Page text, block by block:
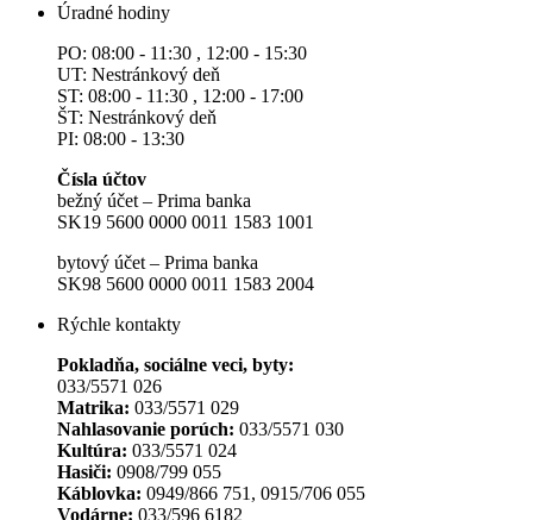
Úradné hodiny
PO: 08:00 - 11:30 , 12:00 - 15:30
UT: Nestránkový deň
ST: 08:00 - 11:30 , 12:00 - 17:00
ŠT: Nestránkový deň
PI: 08:00 - 13:30
Čísla účtov
bežný účet – Prima banka
SK19 5600 0000 0011 1583 1001
bytový účet – Prima banka
SK98 5600 0000 0011 1583 2004
Rýchle kontakty
Pokladňa, sociálne veci, byty:
033/5571 026
Matrika: 033/5571 029
Nahlasovanie porúch: 033/5571 030
Kultúra: 033/5571 024
Hasiči: 0908/799 055
Káblovka: 0949/866 751, 0915/706 055
Vodárne: 033/596 6182